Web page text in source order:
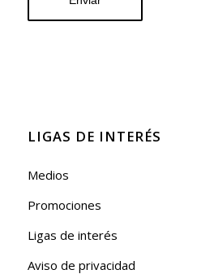
LIGAS DE INTERÉS
Medios
Promociones
Ligas de interés
Aviso de privacidad